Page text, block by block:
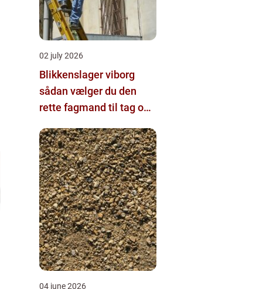
02 july 2026
Blikkenslager viborg
sådan vælger du den
rette fagmand til tag og
04 june 2026